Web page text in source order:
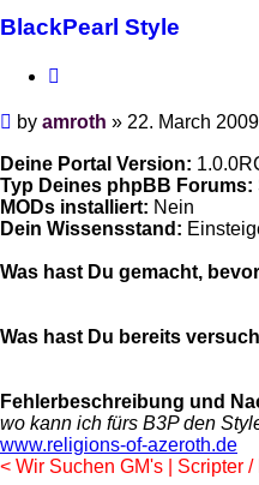
BlackPearl Style
Post
by amroth » 22. March
Deine Portal Version:
Typ Deines phpBB Forums:
MODs installiert: Nein
Dein Wissensstand:
Was hast Du gemacht,
Was hast Du bereits
Fehlerbeschreibung und
wo kann ich fürs B3P den
www.religions-of-azeroth.de
< Wir Suchen GM's | Scripter